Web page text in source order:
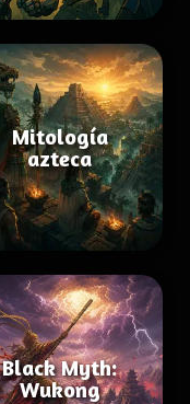
Mitología
azteca
Black Myth:
Wukong